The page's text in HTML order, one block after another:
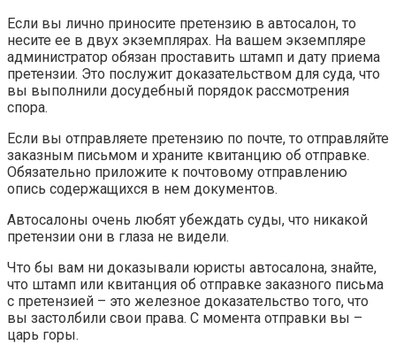
Если вы лично приносите претензию в автосалон, то
несите ее в двух экземплярах. На вашем экземпляре
администратор обязан проставить штамп и дату приема
претензии. Это послужит доказательством для суда, что
вы выполнили досудебный порядок рассмотрения
спора.
Если вы отправляете претензию по почте, то отправляйте
заказным письмом и храните квитанцию об отправке.
Обязательно приложите к почтовому отправлению
опись содержащихся в нем документов.
Автосалоны очень любят убеждать суды, что никакой
претензии они в глаза не видели.
Что бы вам ни доказывали юристы автосалона, знайте,
что штамп или квитанция об отправке заказного письма
с претензией – это железное доказательство того, что
вы застолбили свои права. С момента отправки вы –
царь горы.